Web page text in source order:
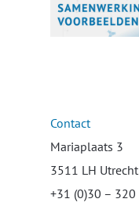
Contact
Mariaplaats 3
3511 LH Utrecht
+31 (0)30 –